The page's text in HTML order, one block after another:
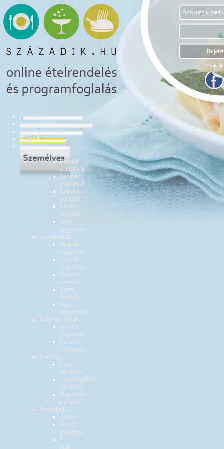
Ételrendelés
Programfoglalás
Asztalfoglalás
Éttermek
Személyes
Ételrendelés
Aktuális
rendelések
Korábbi
rendelések
Kedvenc
szállítók
Kizárt
szállítók
Saját
megjegyzés
Asztalfoglalás
Aktuális
foglalások
Korábbi
foglalások
Kedvenc
éttermek
Kizárt
éttermek
Saját
megjegyzés
Programfoglalás
Aktuális
foglalások
Korábbi
foglalások
Értékelés
Ételek
értékelése
Asztalfoglalások
értékelése
Programok
értékelése
Beállítások
Adatok
Átvett
accountok
E-
mail